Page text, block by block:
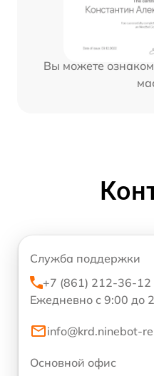
Вы можете
Служба поддержки
+7 (861) 212-36-12
Ежедневно с 9:00 до
info@krd.ninebot-
Основной офис